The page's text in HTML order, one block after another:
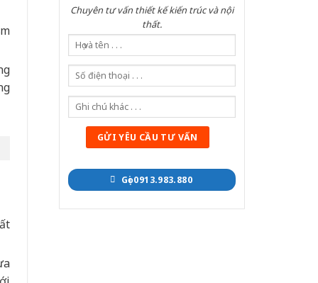
Chuyên tư vấn thiết kế kiến trúc và nội
thất.
Gọi 0913.983.880